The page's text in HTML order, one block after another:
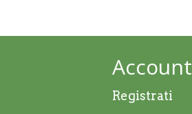
Account
Registrati